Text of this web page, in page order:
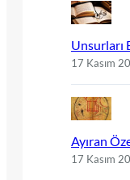
Unsurları
17 Kasım
Ayıran
17 Kasım